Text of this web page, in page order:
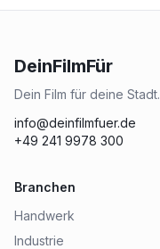
DeinFilmFür
Dein Film für deine Stadt.
info@deinfilmfuer.de
+49 241 9978 300
Branchen
Handwerk
Industrie